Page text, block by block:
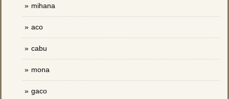
mihana
aco
cabu
mona
gaco